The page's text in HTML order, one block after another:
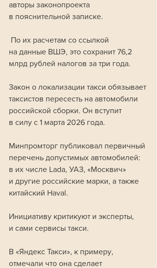
авторы законопроекта
в пояснительной записке.
на данные ВШЭ, это сохранит 76,2
млрд рублей налогов за три года.
Закон о локализации такси обязывает
таксистов пересесть на автомобили
российской сборки. Он вступит
в силу с 1 марта 2026 года.
Минпромторг публиковал первичный
перечень допустимых автомобилей:
в их числе Lada, УАЗ, «Москвич»
и другие российские марки, а также
китайский Haval.
Инициативу критикуют и эксперты,
и сами сервисы такси.
В «Яндекс Такси», к примеру,
отмечали что она сделает